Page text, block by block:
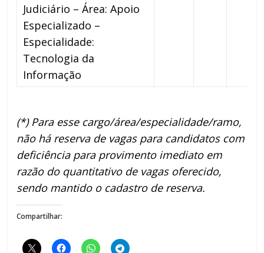
Judiciário – Área: Apoio
Especializado –
Especialidade:
Tecnologia da
Informação
(*) Para esse cargo/área/especialidade/ramo,
não há reserva de vagas para candidatos com
deficiência para provimento imediato em
razão do quantitativo de vagas oferecido,
sendo mantido o cadastro de reserva.
Compartilhar: